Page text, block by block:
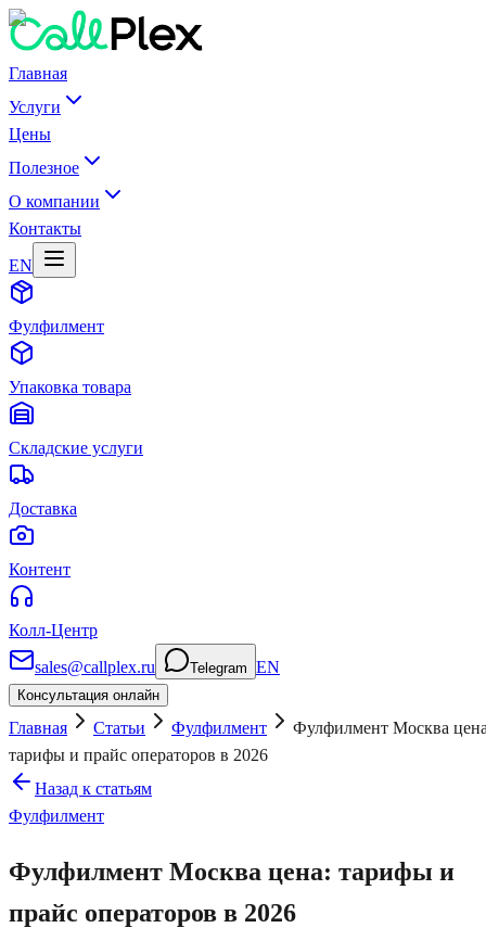
Главная
Услуги
Цены
Полезное
О компании
Контакты
EN
Фулфилмент
Упаковка товара
Складские услуги
Доставка
Контент
Колл-Центр
sales@callplex.ru
Telegram EN
Консультация онлайн
Главная Статьи Фулфилмент
Фулфилмент Москва
тарифы и прайс операторов в 2026
Назад к статьям
Фулфилмент
Фулфилмент Москва цена: тарифы и
прайс операторов в 2026